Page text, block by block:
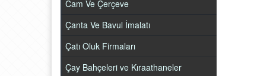
Cam Ve Çerçeve
Çanta Ve Bavul İmalatı
Çatı Oluk Firmaları
Çay Bahçeleri ve Kıraathaneler